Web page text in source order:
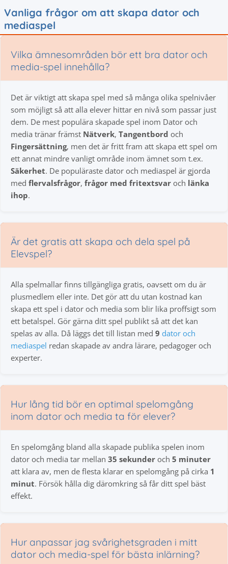
Vanliga frågor om att skapa dator och
mediaspel
Vilka ämnesområden bör ett bra dator och
media-spel innehålla?
Det är viktigt att skapa spel med så många olika spelnivåer
som möjligt så att alla elever hittar en nivå som passar just
dem. De mest populära skapade spel inom Dator och
media tränar främst Nätverk, Tangentbord och
Fingersättning, men det är fritt fram att skapa ett spel om
ett annat mindre vanligt område inom ämnet som t.ex.
Säkerhet. De populäraste dator och mediaspel är gjorda
med flervalsfrågor, frågor med fritextsvar och länka
ihop.
Är det gratis att skapa och dela spel på
Elevspel?
Alla spelmallar finns tillgängliga gratis, oavsett om du är
plusmedlem eller inte. Det gör att du utan kostnad kan
skapa ett spel i dator och media som blir lika proffsigt som
ett betalspel. Gör gärna ditt spel publikt så att det kan
spelas av alla. Då läggs det till listan med 9 dator och
mediaspel redan skapade av andra lärare, pedagoger och
experter.
Hur lång tid bör en optimal spelomgång
inom dator och media ta för elever?
En spelomgång bland alla skapade publika spelen inom
dator och media tar mellan 35 sekunder och 5 minuter
att klara av, men de flesta klarar en spelomgång på cirka 1
minut. Försök hålla dig däromkring så får ditt spel bäst
effekt.
Hur anpassar jag svårighetsgraden i mitt
dator och media-spel för bästa inlärning?